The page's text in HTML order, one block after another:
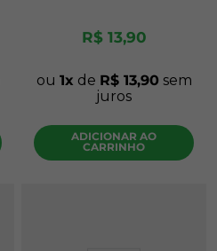
R$ 13,90
ou 1 de R$ 13,90 sem
juros
ADICIONAR AO
CARRINHO